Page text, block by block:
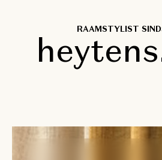
RAAMSTYLIST